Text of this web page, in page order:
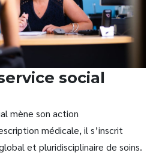
social
mène son action
médicale, il s’inscrit
et pluridisciplinaire de soins.